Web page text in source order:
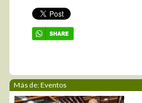
Más de: Eventos